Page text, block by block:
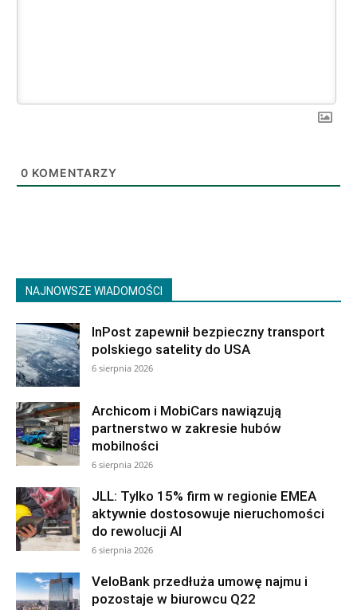
0 KOMENTARZY
NAJNOWSZE WIADOMOŚCI
InPost zapewnił bezpieczny transport
polskiego satelity do USA
6 sierpnia 2026
Archicom i MobiCars nawiązują
partnerstwo w zakresie hubów
mobilności
6 sierpnia 2026
JLL: Tylko 15% firm w regionie EMEA
aktywnie dostosowuje nieruchomości
do rewolucji AI
6 sierpnia 2026
VeloBank przedłuża umowę najmu i
pozostaje w biurowcu Q22